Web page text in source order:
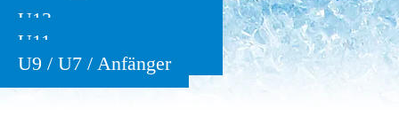
U13
U11
U9 / U7 / Anfänger